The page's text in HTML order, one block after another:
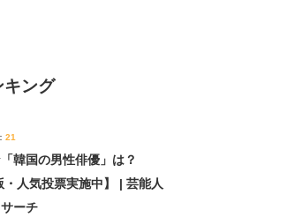
キング
21
韓国の男性俳優」は？
・人気投票実施中】 | 芸能人
ーチ